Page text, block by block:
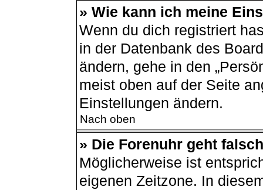
» Wie kann ich meine
Wenn du dich registriert
in der Datenbank des
ändern, gehe in den
meist oben auf der Seite
Einstellungen ändern.
Nach oben
» Die Forenuhr geht
Möglicherweise ist
eigenen Zeitzone. In